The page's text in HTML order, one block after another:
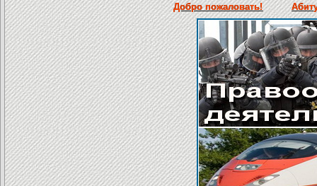
Добро пожаловать!